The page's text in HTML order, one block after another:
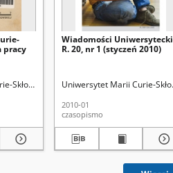
Marek. Red.Wojnarowicz, Stanisława
pracy
Skłodowskiej (Lublin).
Wiadomości
R. 20, nr 1 (styczeń 2010)
Uniwersytet Marii Curie-
2010-01
czasopismo